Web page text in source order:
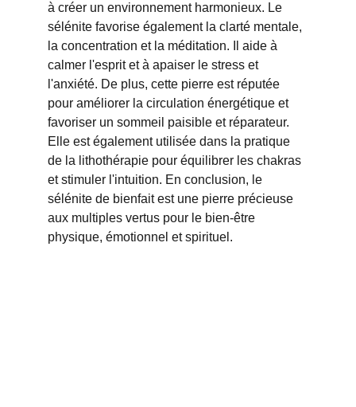
à créer un environnement harmonieux. Le
sélénite favorise également la clarté mentale,
la concentration et la méditation. Il aide à
calmer l'esprit et à apaiser le stress et
l'anxiété. De plus, cette pierre est réputée
pour améliorer la circulation énergétique et
favoriser un sommeil paisible et réparateur.
Elle est également utilisée dans la pratique
de la lithothérapie pour équilibrer les chakras
et stimuler l'intuition. En conclusion, le
sélénite de bienfait est une pierre précieuse
aux multiples vertus pour le bien-être
physique, émotionnel et spirituel.